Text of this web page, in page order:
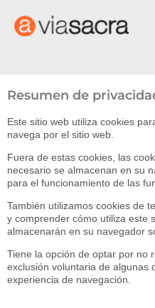
Resumen de
Este sitio web utiliza cookies
navega por el sitio web.
Fuera de estas cookies, las
necesario se almacenan en su
para el funcionamiento de las
También utilizamos cookies de
y comprender cómo utiliza este
almacenarán en su navegador
Tiene la opción de optar por no
exclusión voluntaria de algunas
experiencia de navegación.